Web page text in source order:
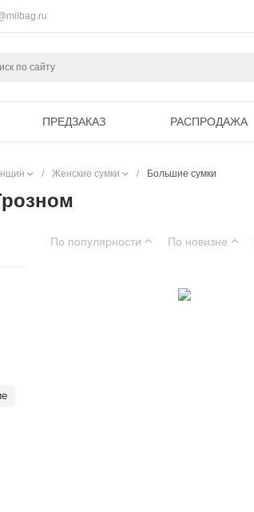
ПРЕДЗАКАЗ РАСПРОДАЖА
/ Женские сумки / Большие сумки
По популярности По новизне